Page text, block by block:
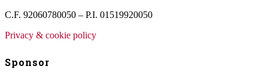
C.F. 92060780050 – P.I. 01519920050
Privacy & cookie policy
Sponsor